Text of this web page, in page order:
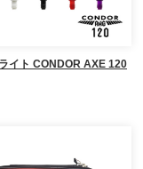
イト CONDOR AXE 120